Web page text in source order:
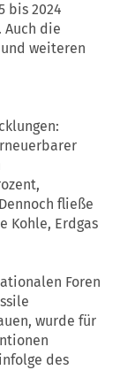
bis 2024
Auch die
weiteren
fließe
Kohle, Erdgas
Foren
wurde für
des